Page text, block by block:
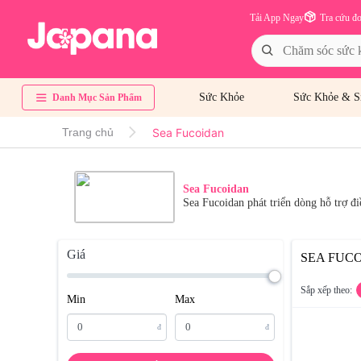
Tra cứu
Tải App Ngay
Danh Mục Sản Phẩm Sức Khỏe Sức Khỏe &
Trang chủ Sea Fucoidan
Sea Fucoidan
Sea Fucoidan phát triển dòng hỗ trợ
Giá
Min
đ
Max
đ
SEA
Sắp xếp theo: